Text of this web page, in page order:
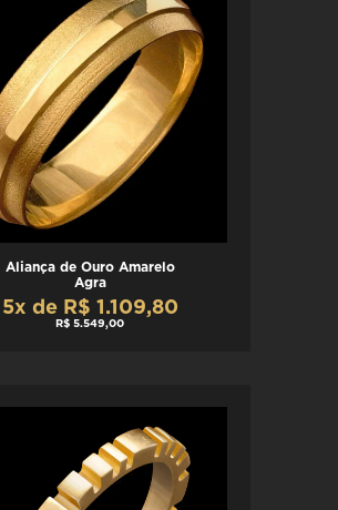
Aliança de Ouro Amarelo
Agra
5x de R$ 1.109,80
R$ 5.549,00